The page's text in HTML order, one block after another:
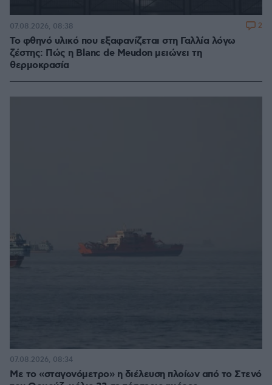
Το φθηνό υλικό που εξαφανίζεται στη Γαλλία λόγω
ζέστης: Πώς η Blanc de Meudon μειώνει τη
θερμοκρασία
07.08.2026, 08:38 2
Με το «σταγονόμετρο» η διέλευση πλοίων από το Στενό
07.08.2026, 08:34